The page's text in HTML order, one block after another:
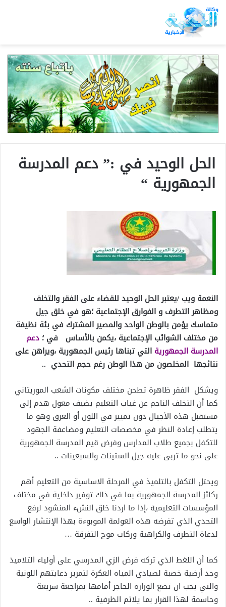
الحل الوحيد في :” دعم المدرسة
الجمهورية “
النعمة ويب /يعتبر الحل الوحيد للقضاء على الفقر والتخلف
ومظاهر التطرف و الفوارق الإجتماعية ؛هو في خلق جيل
متماسك يؤمن بالوطن الواحد والمصير المشترك في بئة نظيفة
من مختلف الشوائب الإجتماعية ،يكمن بالأساس في ؛ دعم
المدرسة الجمهورية التي تبناها رئيس الجمهورية ،ويراهن على
نتائجها المخلصون من هذا الوطن رغم حجم التحدي ..
ويشكل الفقر ظاهرة تطحن مختلف مكونات الشعب الموريتاني
كما أن التخلف الناجم عن غياب التعليم يضيف معول هدم إلى
مستقبل هذه الأجيال دون تمييز في اللون أو العرق وهو ما
يتطلب إعادة النظر في مخصصات التعليم ومضاعفة الجهود
للتكفل بجميع طلاب المدارس وفرض قيم المدرسة الجمهورية
على نحو ما تربى عليه جيل الستينات والسبعينات ..
ويحتل التكفل بالتلميذ في المرحلة الاساسية من التعليم أهم
ركائز المدرسة الجمهورية بما في ذلك توفير داخلية في مختلف
المؤسسات التعليمية ،إذا ما اردنا خلق النشء المنشود لرفع
التحدي الذي تفرضه هذه العولمة الموبوءة بهذا الإنتشار الواسع
لدعاة التطرف والكراهية وركاب موج التفرقة …
كما أن اللغط الذي تركه فرض الزي المدرسي على أولياء التلاميذ
وجد أرضية خصبة لصيادي المياه العكرة لتمرير دعايتهم اللونية
والتي يجب ان تضع الوزارة الحاجز أمامها بمراجعة سريعة
وحاسمة لهذا القرار بما يلائم الظرفية ..